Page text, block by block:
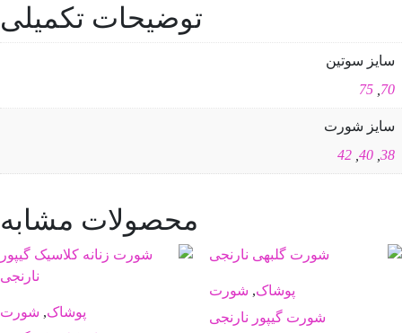
توضیحات تکمیلی
سایز سوتین
70
75
سایز شورت
38
40
42
محصولات مشابه
پوشاک, شورت
شورت گیپور نارنجی
پوشاک, شورت